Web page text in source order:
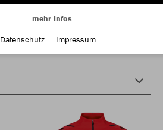
Farbe
mehr Infos
Datenschutz
Impressum